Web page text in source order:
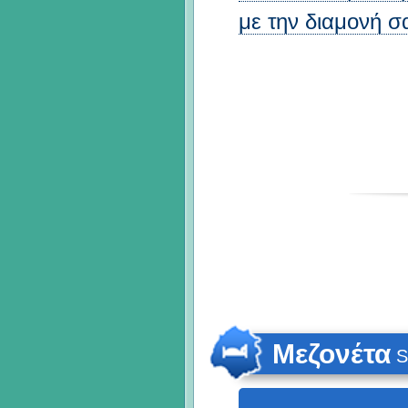
με την διαμονή
Μεζονέτα